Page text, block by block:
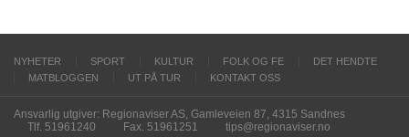
NYHETER SPORT KULTUR FOLK OG FE
DET HENDTE
MATBLOGGEN
UT PÅ TUR KONTAKT OSS
Ansvarlig utgiver: Regionaviser AS, Gamleveien 87, 4315 Sandnes
Tlf. 51961240
Fax. 51961251 tips@regionaviser.no